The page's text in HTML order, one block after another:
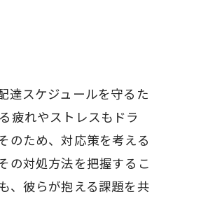
達スケジュールを守るた
疲れやストレスもドラ
のため、対応策を考える
の対処方法を把握するこ
、彼らが抱える課題を共